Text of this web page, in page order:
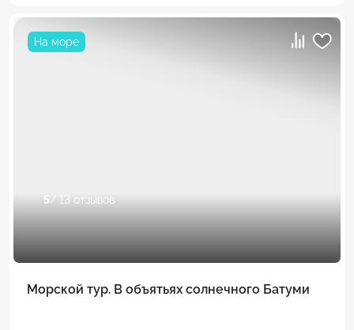
На море
5/ 13 отзывов
Морской тур. В объятьях солнечного Батуми